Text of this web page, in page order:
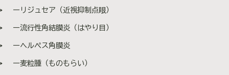
3～4か月（部位によって個人差あり） 3ヶ月に1回の周期
ちするので効果的です。 🌱安全性と副作用 ボトッ
り扱っているボトックスは、アラガン社のボトックスビ
スタです。 厚生労働省から認可されており、安全性と効
ーリジュセア（近視抑制点眼）
ー流行性角結膜炎（はやり目）
ーヘルペス角膜炎
ー麦粒腫（ものもらい）